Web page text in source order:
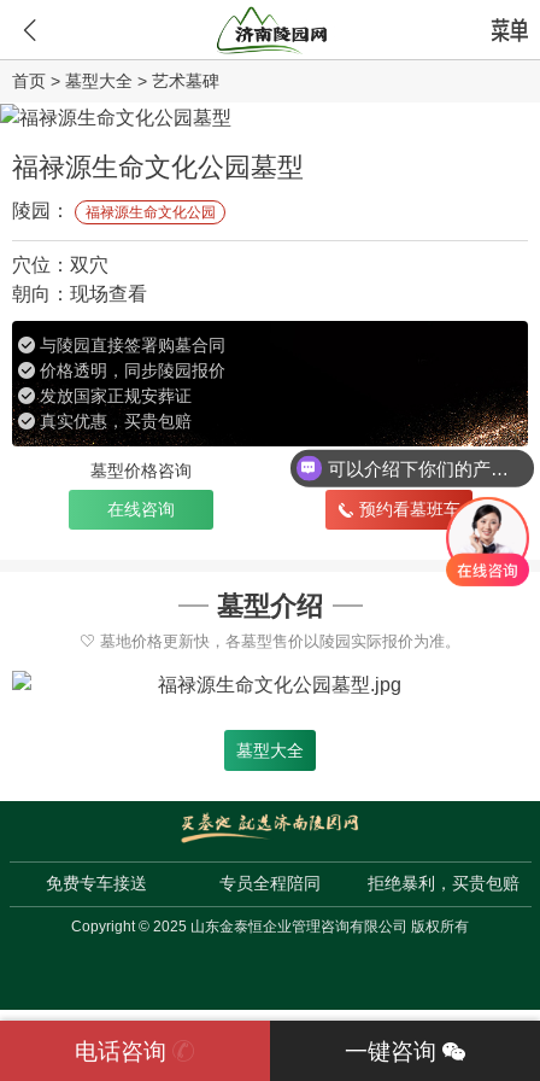
首页 > 墓型大全 > 艺术墓碑
福禄源生命文化公园墓型
陵园： 福禄源生命文化公园
穴位： 双穴
朝向： 现场查看
与陵园直接签署购墓合同
价格透明，同步陵园报价
发放国家正规安葬证
真实优惠，买贵包赔
墓型价格咨询
在线咨询
免费！不花一分钱
预约看墓班车
墓型介绍
墓地价格更新快，各墓型售价以陵园实际报价为准。
墓型大全
免费专车接送 专员全程陪同 拒绝暴利，买贵包赔
Copyright © 2025 山东金泰恒企业管理咨询有限公司 版权所有
电话咨询 一键咨询
可以介绍下你们的产品么